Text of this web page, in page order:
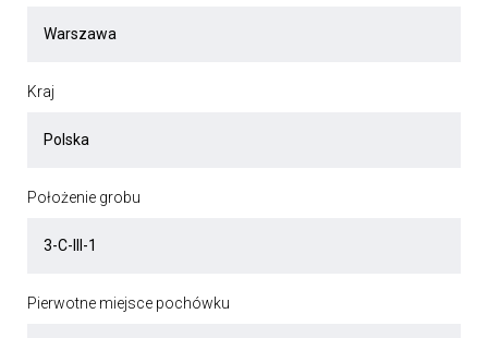
Kraj
Położenie grobu
Pierwotne miejsce pochówku